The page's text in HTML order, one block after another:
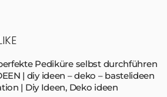
Pediküre selbst durchführen
| diy ideen – deko – bastelideen
| Diy Ideen, Deko ideen